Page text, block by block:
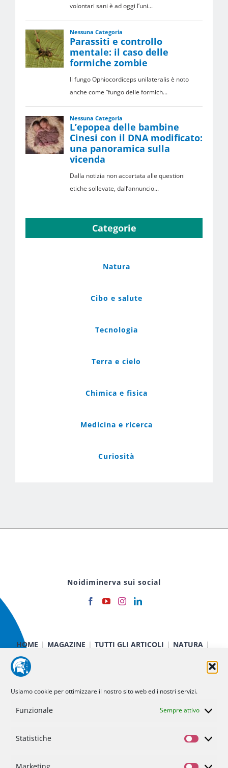
Usiamo cookie per ottimizzare il nostro sito web ed i nostri servizi.
Funzionale Sempre attivo
Statistiche
Categorie
Natura
Cibo e salute
Tecnologia
Terra e cielo
Chimica e fisica
Medicina e ricerca
Curiosità
Noidiminerva sui social
HOME MAGAZINE TUTTI GLI ARTICOLI
NATURA
CIBO E SALUTE
NOI DI MINERVA
STATUTO SOSTIENICI CONTATTI